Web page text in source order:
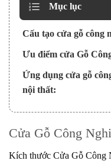
Mục lục
Cấu tạo cửa gỗ công
Ưu điểm cửa Gỗ
Ứng dụng cửa gỗ
nội thất:
Cửa Gỗ Công
Kích thước Cửa Gỗ Công